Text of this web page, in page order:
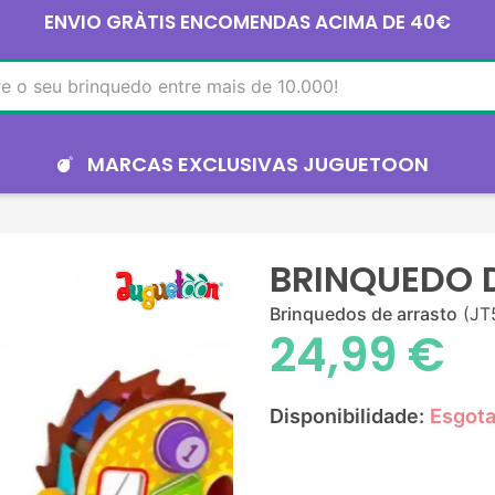
ENVIO GRÀTIS ENCOMENDAS ACIMA DE 40€
MARCAS EXCLUSIVAS JUGUETOON
BRINQUEDO
Brinquedos de arrasto
24,99 €
Disponibilidade: